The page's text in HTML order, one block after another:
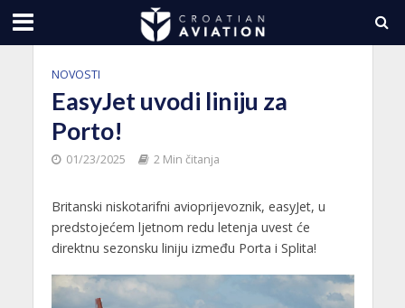
NOVOSTI
EasyJet uvodi liniju za
Porto!
01/23/2025 2 Min čitanja
Britanski niskotarifni avioprijevoznik, easyJet, u
predstojećem ljetnom redu letenja uvest će
direktnu sezonsku liniju između Porta i Splita!